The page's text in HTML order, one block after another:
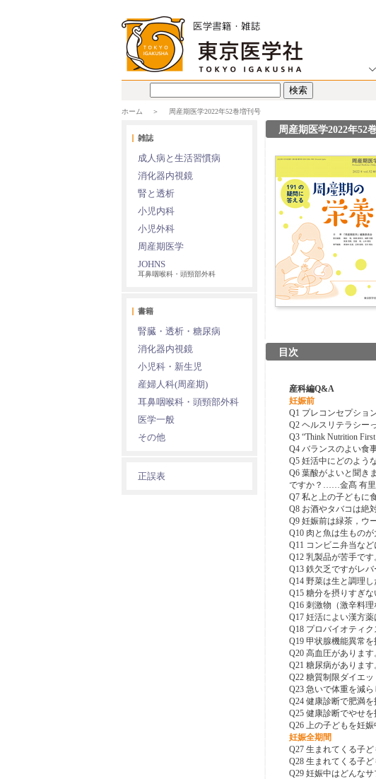
ホーム 周産期医学2022年52巻増刊号
雑誌
成人病と生活習慣病
消化器内視鏡
腎と透析
小児内科
小児外科
周産期医学
JOHNS
耳鼻咽喉科・頭頸部外科
書籍
腎臓・透析・糖尿病
消化器内視鏡
小児科・新生児
産婦人科(周産期)
耳鼻咽喉科・頭頸部外科
医学一般
その他
正誤表
周産期医学2022年52
目次
産科編Q&A
妊娠前
Q1 プレコンセプショ
Q2 ヘルスリテラシ
Q3 “Think Nutrition
Q4 バランスのよい
Q5 妊活中にどのよう
Q6 葉酸がよいと聞き
ですか？……金髙 有
Q7 私と上の子どもに
Q8 お酒やタバコは
Q9 妊娠前は緑茶，ウ
Q10 肉と魚は生もの
Q11 コンビニ弁当な
Q12 乳製品が苦手で
Q13 鉄欠乏ですがレ
Q14 野菜は生と調理
Q15 糖分を摂りすぎ
Q16 刺激物（激辛料
Q17 妊活によい漢
Q18 プロバイオティ
Q19 甲状腺機能異常
Q20 高血圧がありま
Q21 糖尿病がありま
Q22 糖質制限ダイエ
Q23 急いで体重を減
Q24 健康診断で肥満
Q25 健康診断でやせ
Q26 上の子どもを妊
妊娠全期間
Q27 生まれてくる子
Q28 生まれてくる子
Q29 妊娠中はどんな